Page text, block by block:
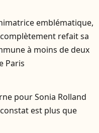
emblématique,
refait sa
à moins de deux
Paris
pour Sonia Rolland
est plus que